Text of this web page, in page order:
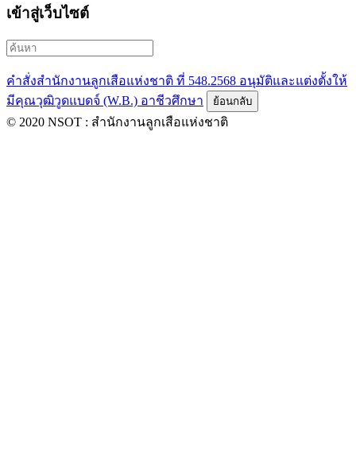
เข้าสู่เว็บไซต์
คำสั่งสำนักงานลูกเสือแห่งชาติ ที่ 548.2568 อนุมัติและแต่งตั้งให้
มีคุณวุฒิวูดแบดจ์ (W.B.) อาชีวศึกษา
© 2020 NSOT : สำนักงานลูกเสือแห่งชาติ